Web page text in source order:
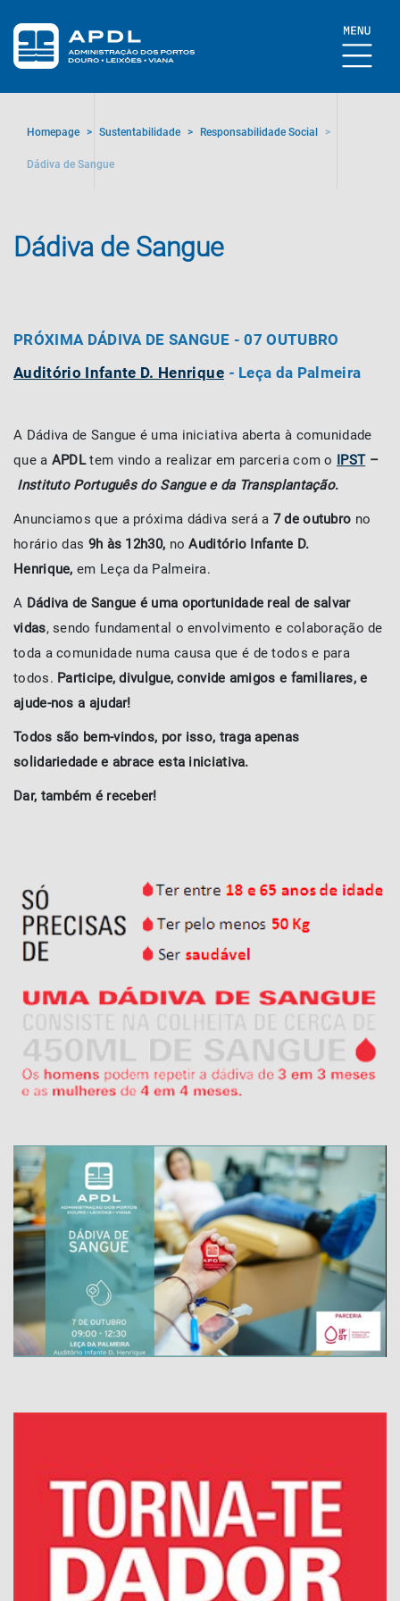
Homepage > Sustentabilidade > Responsabilidade Social >
Dádiva de Sangue
Dádiva de Sangue
PRÓXIMA DÁDIVA DE SANGUE - 07 OUTUBRO
Auditório Infante D. Henrique- Leça da Palmeira
A Dádiva de Sangue é uma iniciativa aberta à comunidade
que a APDLtem vindo a realizar em parceria com o IPST–
Instituto Português do Sangue e da Transplantação.
Anunciamos que a próxima dádiva será a 7 de outubro no
horário das 9h às 12h30, noAuditório Infante D.
Henrique, em Leça da Palmeira.
A Dádiva de Sangue é uma oportunidade real de salvar
vidas, sendo fundamental o envolvimento e colaboração de
toda a comunidade numa causa que é de todos e para
todos. Participe, divulgue, convide amigos e familiares, e
ajude-nos a ajudar!
Todos são bem-vindos, por isso, traga apenas
solidariedade e abrace esta iniciativa.
Dar, também é receber!